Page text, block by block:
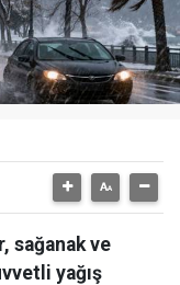
sağanak ve
yağış